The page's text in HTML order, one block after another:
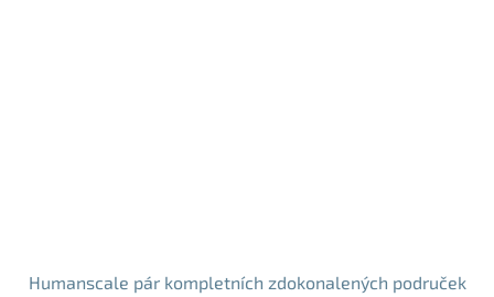
Humanscale pár kompletních zdokonalených područek